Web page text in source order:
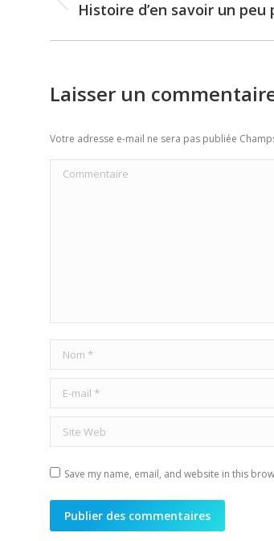
navigation
Previous
Histoire d’en savoir un peu
Laisser un
Votre adresse e-mail ne sera pas publiée
Commentaire
Nom *
E-mail *
Site Web
Save my name, email, and website in this
Publier des commentaires